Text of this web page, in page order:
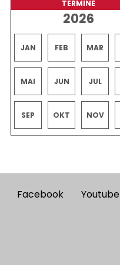
TERMINE
2026
JAN FEB MAR
MAI JUN JUL
SEP OKT NOV
Facebook Youtube